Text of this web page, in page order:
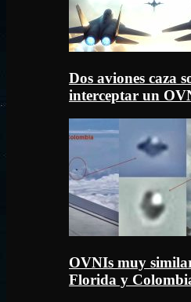
Dos aviones caza
interceptar un
OVNIs muy
Florida y